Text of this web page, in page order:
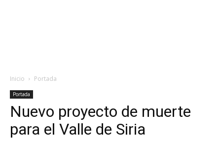
Inicio Portada
Portada
Nuevo proyecto de muerte
para el Valle de Siria